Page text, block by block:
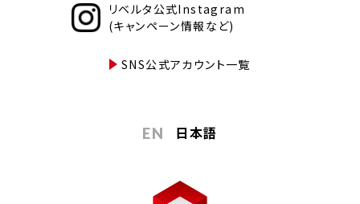
リベルタ公式Instagram
(キャンペーン情報など)
SNS公式アカウント一覧
EN 日本語